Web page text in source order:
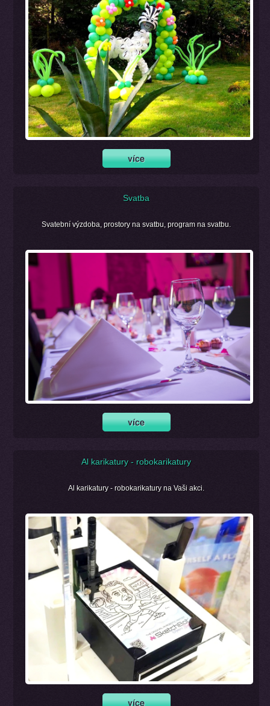
Svatba
Svatební výzdoba, prostory na svatbu, program na svatbu.
Al karikatury - robokarikatury
Al karikatury - robokarikatury na Vaši akci.